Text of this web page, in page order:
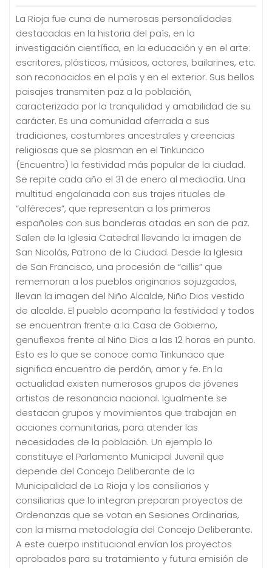
La Rioja fue cuna de numerosas personalidades
destacadas en la historia del país, en la
investigación científica, en la educación y en el arte:
escritores, plásticos, músicos, actores, bailarines, etc.
son reconocidos en el país y en el exterior. Sus bellos
paisajes transmiten paz a la población,
caracterizada por la tranquilidad y amabilidad de su
carácter. Es una comunidad aferrada a sus
tradiciones, costumbres ancestrales y creencias
religiosas que se plasman en el Tinkunaco
(Encuentro) la festividad más popular de la ciudad.
Se repite cada año el 31 de enero al mediodía. Una
multitud engalanada con sus trajes rituales de
“alféreces”, que representan a los primeros
españoles con sus banderas atadas en son de paz.
Salen de la Iglesia Catedral llevando la imagen de
San Nicolás, Patrono de la Ciudad. Desde la Iglesia
de San Francisco, una procesión de “aillis” que
rememoran a los pueblos originarios sojuzgados,
llevan la imagen del Niño Alcalde, Niño Dios vestido
de alcalde. El pueblo acompaña la festividad y todos
se encuentran frente a la Casa de Gobierno,
genuflexos frente al Niño Dios a las 12 horas en punto.
Esto es lo que se conoce como Tinkunaco que
significa encuentro de perdón, amor y fe. En la
actualidad existen numerosos grupos de jóvenes
artistas de resonancia nacional. Igualmente se
destacan grupos y movimientos que trabajan en
acciones comunitarias, para atender las
necesidades de la población. Un ejemplo lo
constituye el Parlamento Municipal Juvenil que
depende del Concejo Deliberante de la
Municipalidad de La Rioja y los consiliarios y
consiliarias que lo integran preparan proyectos de
Ordenanzas que se votan en Sesiones Ordinarias,
con la misma metodología del Concejo Deliberante.
A este cuerpo institucional envían los proyectos
aprobados para su tratamiento y futura emisión de